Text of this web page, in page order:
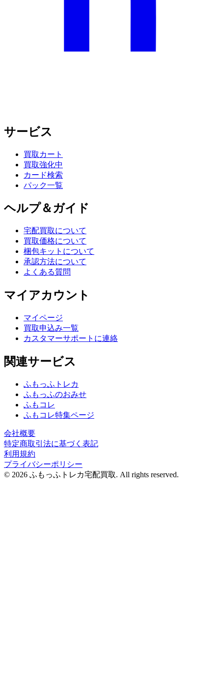
サービス
買取カート
買取強化中
カード検索
パック一覧
ヘルプ＆ガイド
宅配買取について
買取価格について
梱包キットについて
承認方法について
よくある質問
マイアカウント
マイページ
買取申込み一覧
カスタマーサポートに連絡
関連サービス
ふもっふトレカ
ふもっふのおみせ
ふもコレ
ふもコレ特集ページ
会社概要
特定商取引法に基づく表記
利用規約
プライバシーポリシー
© 2026 ふもっふトレカ宅配買取. All rights reserved.